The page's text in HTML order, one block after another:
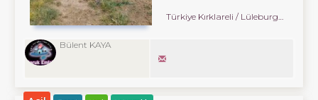
Türkiye Kırklareli / Lüleburgaz
Bülent KAYA